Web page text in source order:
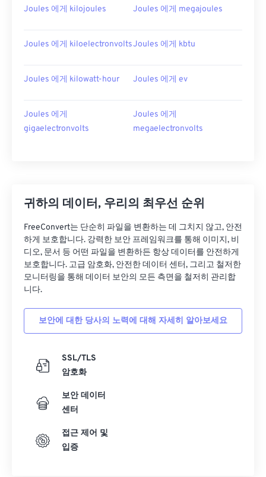
Joules 에게 kilojoules Joules 에게 megajoules
Joules 에게 kiloelectronvoltsJoules 에게 kbtu
Joules 에게 kilowatt-hour Joules 에게 ev
Joules 에게
gigaelectronvolts
Joules 에게
megaelectronvolts
귀하의 데이터, 우리의 최우선 순위
FreeConvert는 단순히 파일을 변환하는 데 그치지 않고, 안전
하게 보호합니다. 강력한 보안 프레임워크를 통해 이미지, 비
디오, 문서 등 어떤 파일을 변환하든 항상 데이터를 안전하게
보호합니다. 고급 암호화, 안전한 데이터 센터, 그리고 철저한
모니터링을 통해 데이터 보안의 모든 측면을 철저히 관리합
니다.
보안에 대한 당사의 노력에 대해 자세히 알아보세요
SSL/TLS
암호화
보안 데이터
센터
접근 제어 및
입증